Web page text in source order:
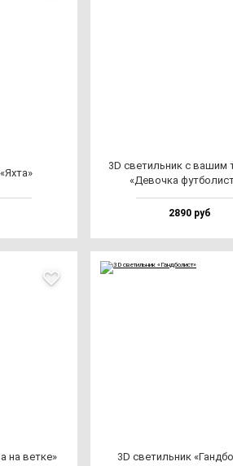
3D све­тиль­ник с ва­шим
«Девоч­ка
2890 руб
на вет­ке» 3D све­тиль­ник